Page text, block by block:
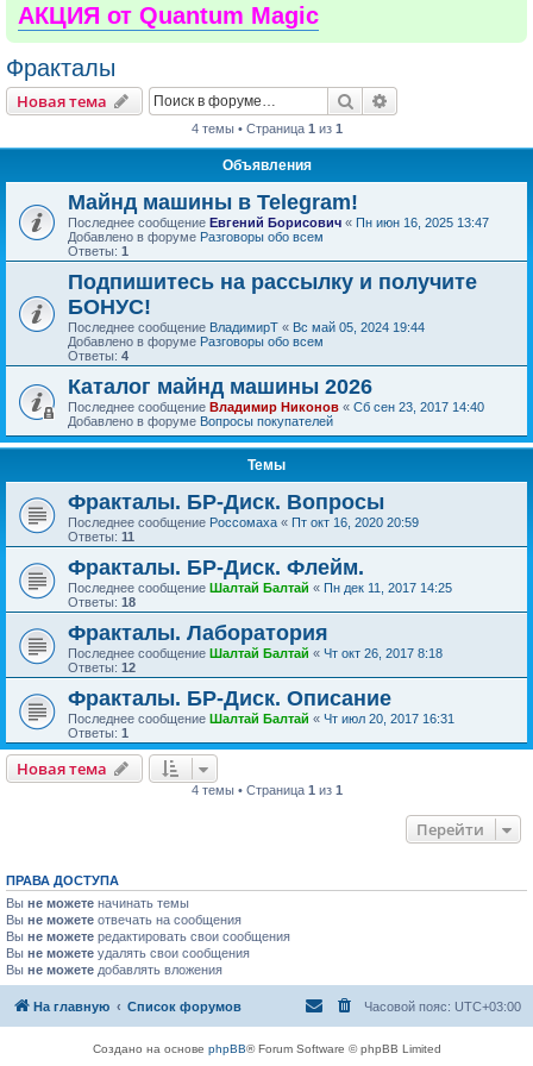
АКЦИЯ от Quantum Magic
Фракталы
Новая тема Поиск
4 темы • Страница 1 из 1
Объявления
Майнд машины в Telegram!
Последнее сообщение Евгений Борисович « Пн июн 16, 2025 13:47
Добавлено в форуме Разговоры обо всем
Ответы: 1
Подпишитесь на рассылку и получите
БОНУС!
Последнее сообщение ВладимирТ « Вс май 05, 2024 19:44
Добавлено в форуме Разговоры обо всем
Ответы: 4
Каталог майнд машины 2026
Последнее сообщение Владимир Никонов « Сб сен 23, 2017 14:40
Добавлено в форуме Вопросы покупателей
Темы
Фракталы. БР-Диск. Вопросы
Последнее сообщение Россомаха « Пт окт 16, 2020 20:59
Ответы: 11
Фракталы. БР-Диск. Флейм.
Последнее сообщение Шалтай Балтай « Пн дек 11, 2017 14:25
Ответы: 18
Фракталы. Лаборатория
Последнее сообщение Шалтай Балтай « Чт окт 26, 2017 8:18
Ответы: 12
Фракталы. БР-Диск. Описание
Последнее сообщение Шалтай Балтай « Чт июл 20, 2017 16:31
Ответы: 1
Новая тема
4 темы • Страница 1 из 1
Перейти
ПРАВА ДОСТУПА
Вы не можете начинать темы
Вы не можете отвечать на сообщения
Вы не можете редактировать свои сообщения
Вы не можете удалять свои сообщения
Вы не можете добавлять вложения
На главную Список форумов Часовой пояс: UTC+03:00
Создано на основе phpBB® Forum Software © phpBB Limited